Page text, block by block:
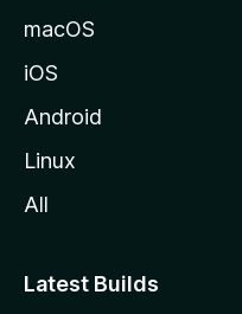
i
l
macOS
iOS
Android
Linux
All
Latest Builds